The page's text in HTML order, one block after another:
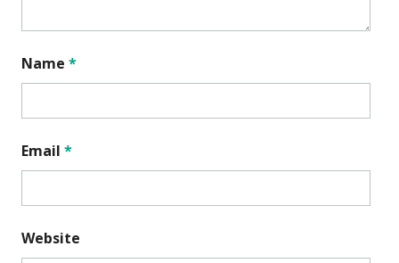
Name *
Email *
Website